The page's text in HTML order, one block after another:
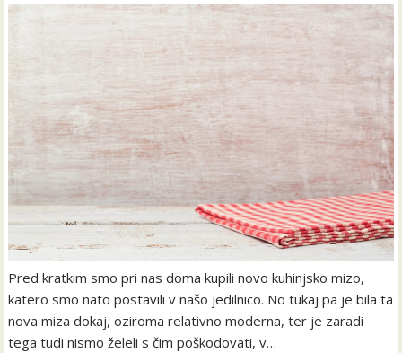
Pred kratkim smo pri nas doma kupili novo kuhinjsko mizo,
katero smo nato postavili v našo jedilnico. No tukaj pa je bila ta
nova miza dokaj, oziroma relativno moderna, ter je zaradi
tega tudi nismo želeli s čim poškodovati, v…